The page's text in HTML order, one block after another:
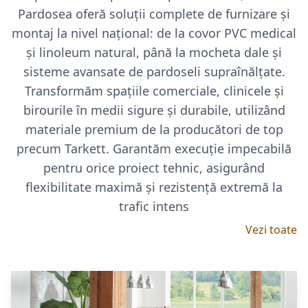
Pardosea oferă soluții complete de furnizare și
montaj la nivel național: de la covor PVC medical
și linoleum natural, până la mocheta dale și
sisteme avansate de pardoseli supraînălțate.
Transformăm spațiile comerciale, clinicele și
birourile în medii sigure și durabile, utilizând
materiale premium de la producători de top
precum Tarkett. Garantăm execuție impecabilă
pentru orice proiect tehnic, asigurând
flexibilitate maximă și rezistență extremă la
trafic intens
Vezi toate